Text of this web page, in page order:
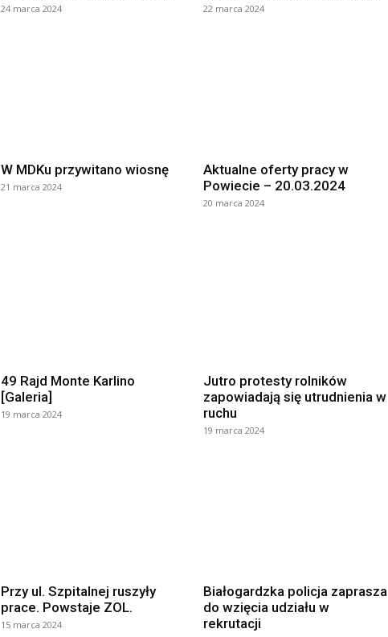
24 marca 2024 22 marca 2024
W MDKu przywitano wiosnę
21 marca 2024
Aktualne oferty pracy w
Powiecie – 20.03.2024
20 marca 2024
49 Rajd Monte Karlino
[Galeria]
19 marca 2024
Jutro protesty rolników
zapowiadają się utrudnienia w
ruchu
19 marca 2024
Przy ul. Szpitalnej ruszyły
prace. Powstaje ZOL.
15 marca 2024
Białogardzka policja zaprasza
do wzięcia udziału w
rekrutacji